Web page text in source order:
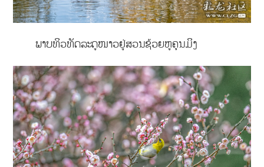
ພາບທິວທັດລະດູໜາວຢູ່ສວນຊ້ວຍຫູຄຸນມິງ